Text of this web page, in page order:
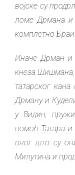
војске су
ломе Дрмана и
комплетно
Иначе Дрман и
кнеза Шишмана,
татарског
Дрману и
у Видин,
помоћ Татара и
оног што су
Милутина и